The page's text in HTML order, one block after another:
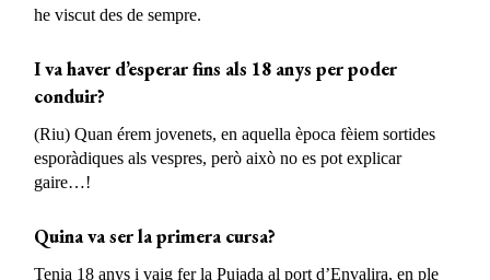
he viscut des de sempre.
I va haver d’esperar fins als 18 anys per poder
conduir?
(Riu) Quan érem jovenets, en aquella època fèiem sortides
esporàdiques als vespres, però això no es pot explicar
gaire…!
Quina va ser la primera cursa?
Tenia 18 anys i vaig fer la Pujada al port d’Envalira, en ple